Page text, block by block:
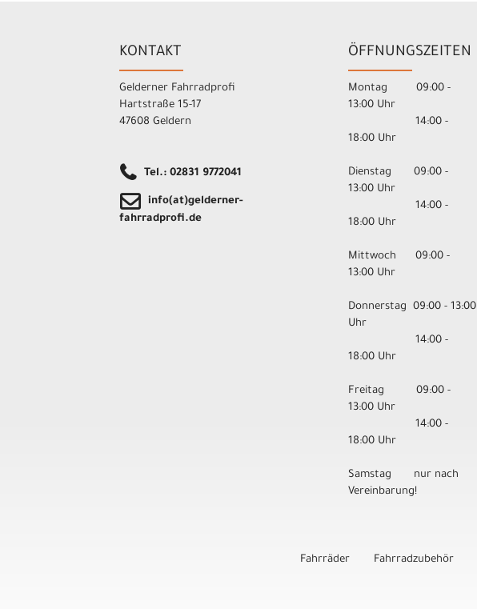
KONTAKT
Gelderner Fahrradprofi
Hartstraße 15-17
47608 Geldern
Tel.: 02831 9772041
info(at)gelderner-
fahrradprofi.de
ÖFFNUNGSZEITEN
Montag 09:00 -
13:00 Uhr
14:00 -
18:00 Uhr
Dienstag 09:00 -
13:00 Uhr
14:00 -
18:00 Uhr
Mittwoch 09:00 -
13:00 Uhr
Donnerstag 09:00 - 13:00
Uhr
14:00 -
18:00 Uhr
Freitag 09:00 -
13:00 Uhr
14:00 -
18:00 Uhr
Samstag nur nach
Vereinbarung!
Fahrräder Fahrradzubehör